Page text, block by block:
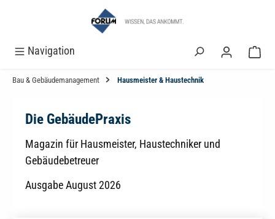
Navigation
Bau & Gebäudemanagement Hausmeister & Haustechnik
Die GebäudePraxis
Magazin für Hausmeister, Haustechniker und
Gebäudebetreuer
Ausgabe August 2026